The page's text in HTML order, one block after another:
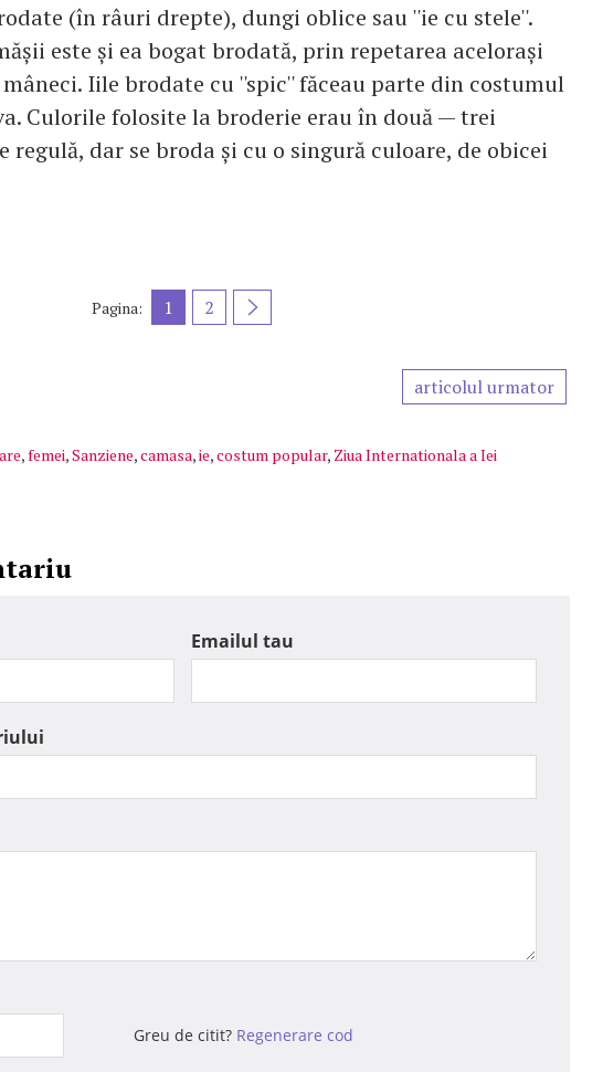
(în râuri drepte), dungi oblice sau ''ie cu stele''.
este și ea bogat brodată, prin repetarea acelorași
Iile brodate cu ''spic'' făceau parte din costumul
Culorile folosite la broderie erau în două — trei
regulă, dar se broda și cu o singură culoare, de obicei
Pagina: 1 2
articolul urmator
,femei,Sanziene,camasa,ie,costum popular, Ziua Internationala a Iei
Emailul tau
Greu de citit? Regenerare cod